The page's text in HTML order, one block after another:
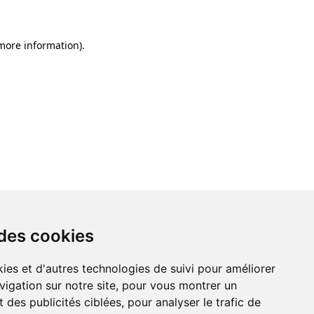
cookies
et d'autres technologies de suivi pour améliorer
sur notre site, pour vous montrer un
des publicités ciblées, pour analyser le trafic de
information).